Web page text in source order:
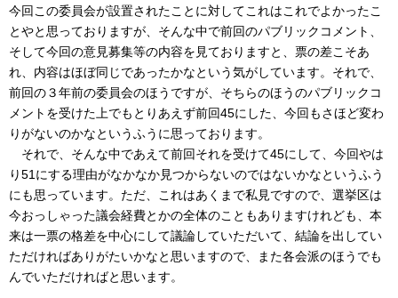
今回この委員会が設置されたことに対してこれはこれでよかったこ
とやと思っておりますが、そんな中で前回のパブリックコメント、
そして今回の意見募集等の内容を見ておりますと、票の差こそあ
れ、内容はほぼ同じであったかなという気がしています。それで、
前回の３年前の委員会のほうですが、そちらのほうのパブリックコ
メントを受けた上でもとりあえず前回45にした、今回もさほど変わ
りがないのかなというふうに思っております。
それで、そんな中であえて前回それを受けて45にして、今回やは
り51にする理由がなかなか見つからないのではないかなというふう
にも思っています。ただ、これはあくまで私見ですので、選挙区は
今おっしゃった議会経費とかの全体のこともありますけれども、本
来は一票の格差を中心にして議論していただいて、結論を出してい
ただければありがたいかなと思いますので、また各会派のほうでも
んでいただければと思います。